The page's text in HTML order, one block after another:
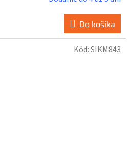
Do košíka
Kód:SIKM843